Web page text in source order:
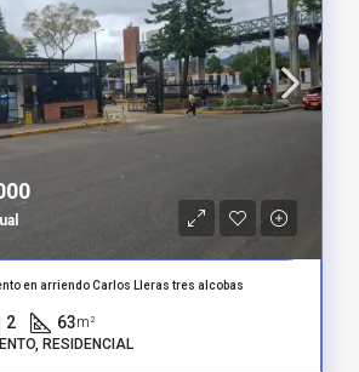
en arriendo Carlos Lleras tres alcobas
2 63m²
RESIDENCIAL